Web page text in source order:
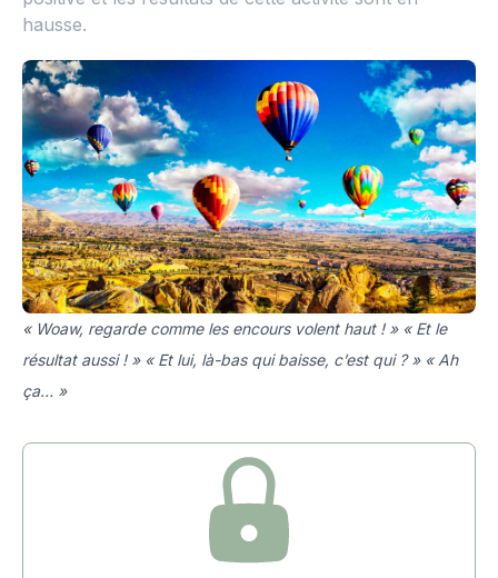
hausse.
« Woaw, regarde comme les encours volent haut ! » « Et le
résultat aussi ! » « Et lui, là-bas qui baisse, c’est qui ? » « Ah
ça… »